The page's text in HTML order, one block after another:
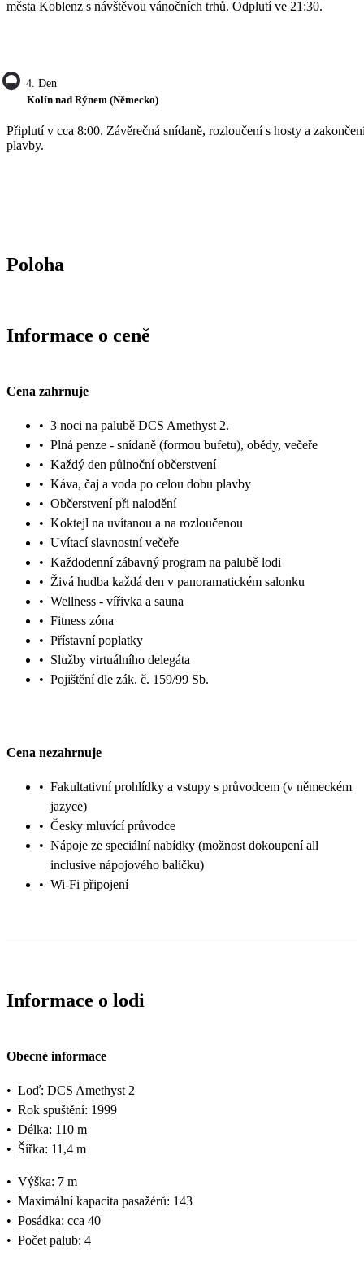
města Koblenz s návštěvou vánočních trhů. Odplutí ve 21:30.
4. Den
Kolín nad Rýnem (Německo)
Připlutí v cca 8:00. Závěrečná snídaně, rozloučení s hosty a
plavby.
Poloha
Informace o ceně
Cena zahrnuje
• 3 noci na palubě DCS Amethyst 2.
• Plná penze - snídaně (formou bufetu), obědy, večeře
• Každý den půlnoční občerstvení
• Káva, čaj a voda po celou dobu plavby
• Občerstvení při nalodění
• Koktejl na uvítanou a na rozloučenou
• Uvítací slavnostní večeře
• Každodenní zábavný program na palubě lodi
• Živá hudba každá den v panoramatickém salonku
• Wellness - vířivka a sauna
• Fitness zóna
• Přístavní poplatky
• Služby virtuálního delegáta
• Pojištění dle zák. č. 159/99 Sb.
Cena nezahrnuje
• Fakultativní prohlídky a vstupy s průvodcem (v německém
jazyce)
• Česky mluvící průvodce
• Nápoje ze speciální nabídky (možnost dokoupení all
inclusive nápojového balíčku)
• Wi-Fi připojení
Informace o lodi
Obecné informace
• Loď: DCS Amethyst 2
• Rok spuštění: 1999
• Délka: 110 m
• Šířka: 11,4 m
• Výška: 7 m
• Maximální kapacita pasažérů: 143
• Posádka: cca 40
• Počet palub: 4